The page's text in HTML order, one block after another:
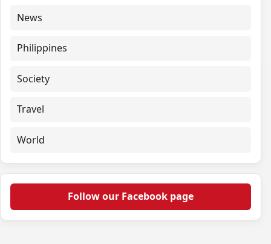
News
Philippines
Society
Travel
World
Follow our Facebook page